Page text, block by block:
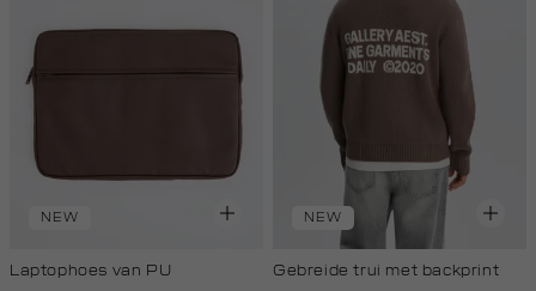
NEW
Laptophoes van PU
NEW
Gebreide trui met backprint